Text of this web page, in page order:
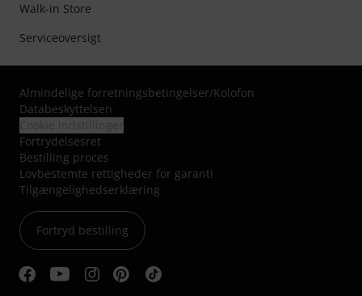
Walk-in Store
Serviceoversigt
Almindelige forretningsbetingelser/Kolofon
Databeskyttelsen
Fortrydelsesret
Bestilling proces
Lovbestemte rettigheder for garanti
Tilgængelighedserklæring
Fortryd bestilling